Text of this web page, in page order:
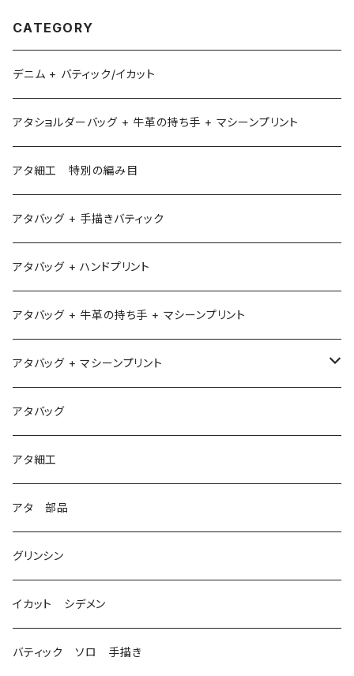
CATEGORY
デニム + バティック/イカット
アタショルダーバッグ + 牛革の持ち手 + マシーンプリント
アタ細工 特別の編み目
アタバッグ + 手描きバティック
アタバッグ + ハンドプリント
アタバッグ + 牛革の持ち手 + マシーンプリント
アタバッグ + マシーンプリント
1
2
3
アタバッグ
アタ細工
アタ 部品
グリンシン
イカット シデメン
バティック ソロ 手描き